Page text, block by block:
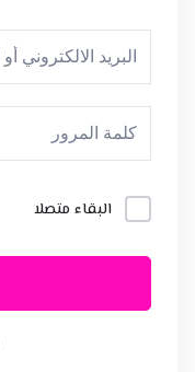
البقاء متصلا